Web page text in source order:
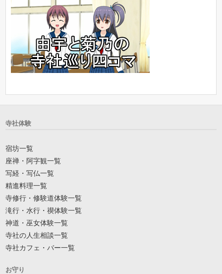
寺社体験
宿坊一覧
座禅・阿字観一覧
写経・写仏一覧
精進料理一覧
寺修行・修験道体験一覧
滝行・水行・禊体験一覧
神道・巫女体験一覧
寺社の人生相談一覧
寺社カフェ・バー一覧
お守り